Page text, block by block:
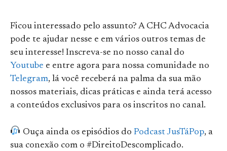
Ficou interessado pelo assunto? A CHC Advocacia
pode te ajudar nesse e em vários outros temas de
seu interesse! Inscreva-se no nosso canal do
Youtube e entre agora para nossa comunidade no
Telegram, lá você receberá na palma da sua mão
nossos materiais, dicas práticas e ainda terá acesso
a conteúdos exclusivos para os inscritos no canal.
Ouça ainda os episódios do Podcast JusTáPop, a
sua conexão com o #DireitoDescomplicado.